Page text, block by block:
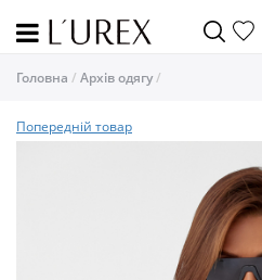
Головна Архів одягу
Попередній товар